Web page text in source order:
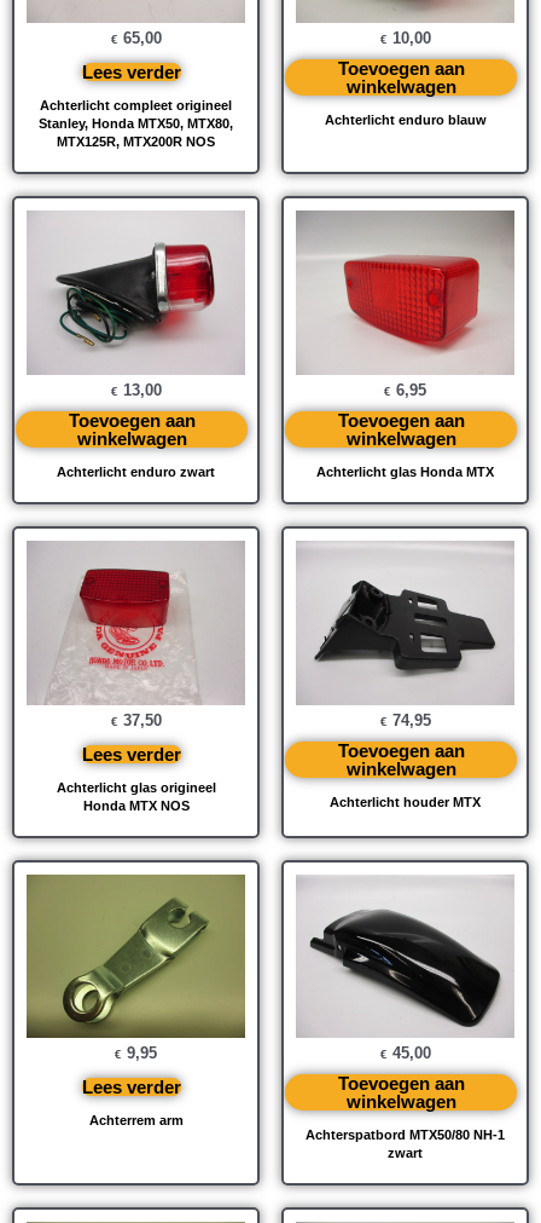
Achterlicht compleet origineel
Stanley, Honda MTX50, MTX80,
MTX125R, MTX200R NOS
€ 65,00
Lees verder
Achterlicht enduro blauw
€ 10,00
Toevoegen aan
winkelwagen
Achterlicht enduro zwart
€ 13,00
Toevoegen aan
winkelwagen
Achterlicht glas Honda MTX
€ 6,95
Toevoegen aan
winkelwagen
Achterlicht glas origineel
Honda MTX NOS
€ 37,50
Lees verder
Achterlicht houder MTX
€ 74,95
Toevoegen aan
winkelwagen
Achterrem arm
€ 9,95
Lees verder
Achterspatbord MTX50/80 NH-1
zwart
€ 45,00
Toevoegen aan
winkelwagen